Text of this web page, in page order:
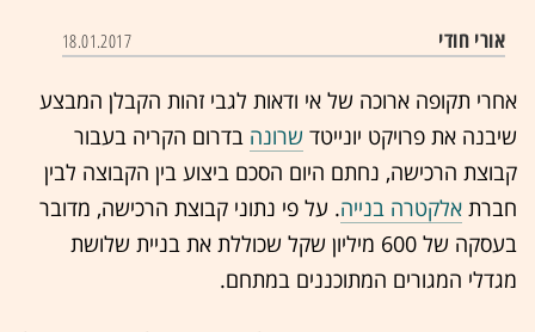
אורי חודי 18.01.2017
אחרי תקופה ארוכה של אי ודאות לגבי זהות הקבלן המבצע
שיבנה את פרויקט יונייטד שרונה בדרום הקריה בעבור
קבוצת הרכישה, נחתם היום הסכם ביצוע בין הקבוצה לבין
חברת אלקטרה בנייה. על פי נתוני קבוצת הרכישה, מדובר
בעסקה של 600 מיליון שקל שכוללת את בניית שלושת
מגדלי המגורים המתוכננים במתחם.